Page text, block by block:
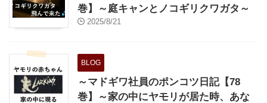
巻】～庭キャンとノコギリクワガタ～
2025/8/21
BLOG
～マドギワ社員のポンコツ日記【78
巻】～家の中にヤモリが居た時、あな